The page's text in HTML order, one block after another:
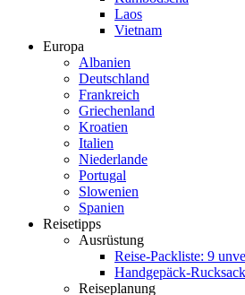
Laos
Vietnam
Europa
Albanien
Deutschland
Frankreich
Griechenland
Kroatien
Italien
Niederlande
Portugal
Slowenien
Spanien
Reisetipps
Ausrüstung
Reise-Packliste: 9
Handgepäck-
Reiseplanung